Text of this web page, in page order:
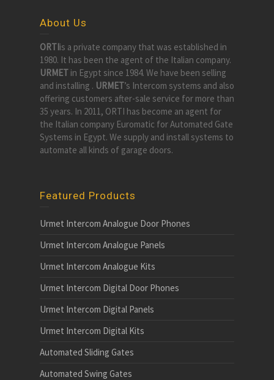
About Us
ORTIis a private company that was established in
1980. It has been the agent of the Italian company.
URMET in Egypt since 1984. We have been selling
and installing . URMET’s Intercom systems and also
offering customers after-sale service for more than
35 years. In 2011, ORTI has become an agent for
the Italian company Euromatic for Automated Gate
Systems in Egypt. We supply and install systems to
automate all kinds of garage doors.
Featured Products
Urmet Intercom Analogue Door Phones
Urmet Intercom Analogue Panels
Urmet Intercom Analogue Kits
Urmet Intercom Digital Door Phones
Urmet Intercom Digital Panels
Urmet Intercom Digital Kits
Automated Sliding Gates
Automated Swing Gates